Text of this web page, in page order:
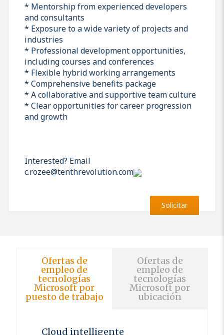
* Mentorship from experienced developers
and consultants
* Exposure to a wide variety of projects and
industries
* Professional development opportunities,
including courses and conferences
* Flexible hybrid working arrangements
* Comprehensive benefits package
* A collaborative and supportive team culture
* Clear opportunities for career progression
and growth
Interested? Email
c.rozee@tenthrevolution.com
Solicitar
Ofertas de
empleo de
tecnologías
Microsoft por
puesto de trabajo
Ofertas de
empleo de
tecnologías
Microsoft por
ubicación
Cloud intelligente